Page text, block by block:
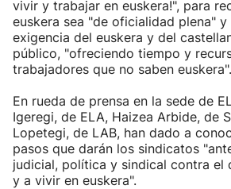
vivir y trabajar en euskera!", para
euskera sea "de oficialidad plena" y
exigencia del euskera y del
público, "ofreciendo tiempo y
trabajadores que no saben euskera".
En rueda de prensa en la sede de
Igeregi, de ELA, Haizea Arbide, de
Lopetegi, de LAB, han dado a
pasos que darán los sindicatos
judicial, política y sindical contra el
y a vivir en euskera".